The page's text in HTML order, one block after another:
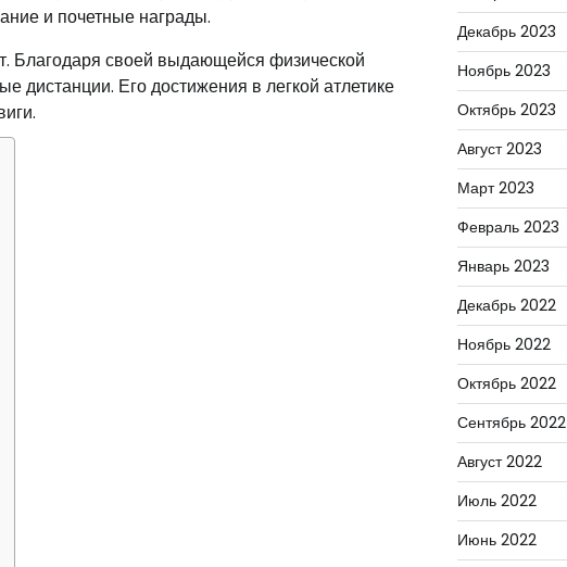
и почетные награды.
Благодаря своей выдающейся физической
дистанции. Его достижения в легкой атлетике
Декабрь 2023
Ноябрь 2023
Октябрь 2023
Август 2023
Март 2023
Февраль 2023
Январь 2023
Декабрь 2022
Ноябрь 2022
Октябрь 2022
Сентябрь 2022
Август 2022
Июль 2022
Июнь 2022